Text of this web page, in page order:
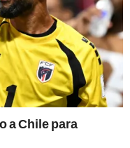
a Chile para